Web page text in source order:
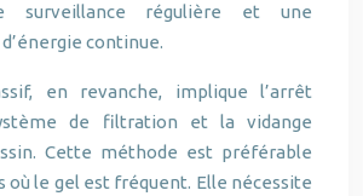
surveillance régulière et une
continue.
en revanche, implique l’arrêt
de filtration et la vidange
Cette méthode est préférable
où le gel est fréquent. Elle nécessite